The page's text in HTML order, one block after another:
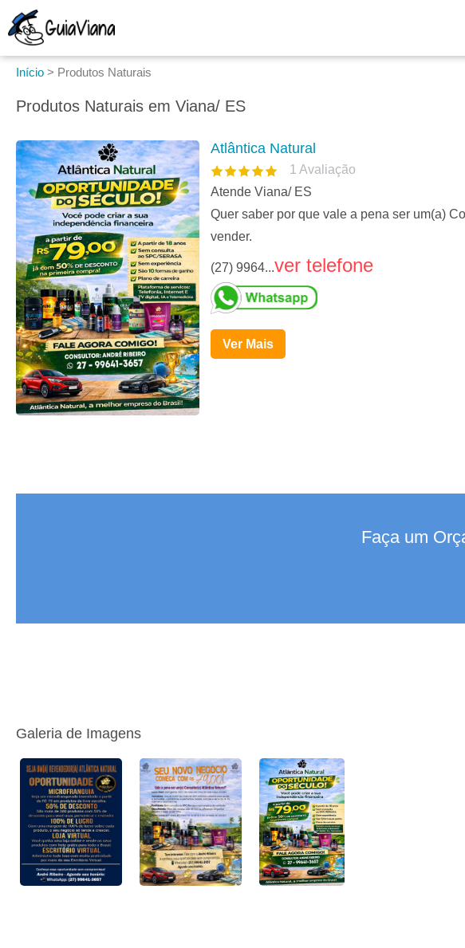
Início > Produtos Naturais
Produtos Naturais em Viana/ ES
Atlântica Natural
1 Avaliação
Atende Viana/ ES
Quer saber por que vale a pena ser um(a)
vender.
(27) 9964...ver telefone
Ver Mais
Faça um
Galeria de Imagens